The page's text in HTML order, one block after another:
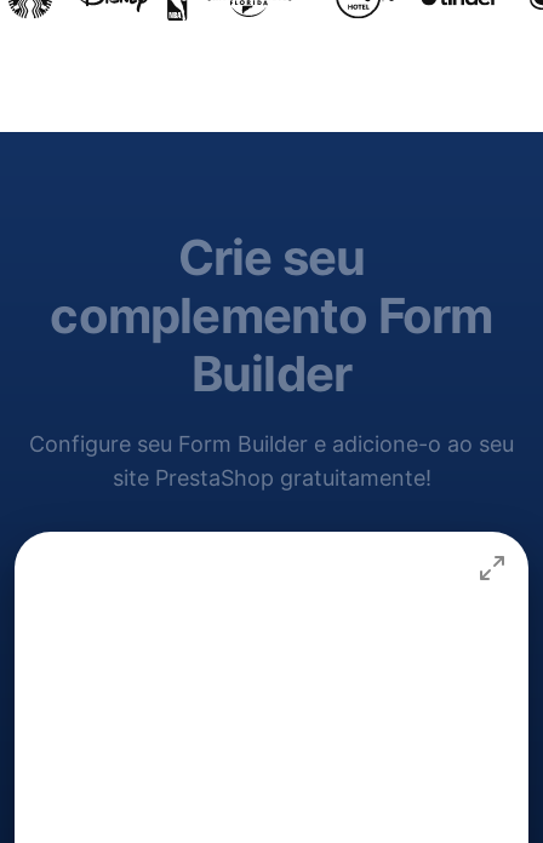
Crie seu
complemento Form
Builder
Configure seu Form Builder e adicione-o ao seu
site PrestaShop gratuitamente!